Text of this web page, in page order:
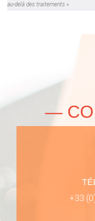
au-delà des traitements »
—
+33